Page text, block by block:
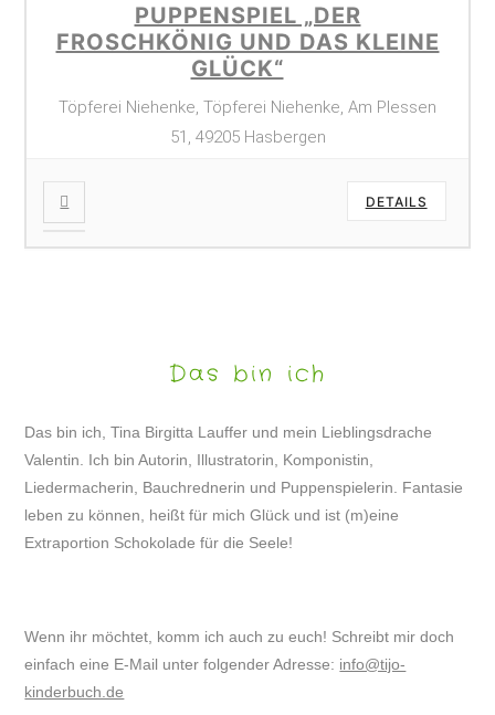
PUPPENSPIEL „DER
FROSCHKÖNIG UND DAS KLEINE
GLÜCK“
Töpferei Niehenke, Töpferei Niehenke, Am Plessen
51, 49205 Hasbergen
DETAILS
Das bin ich
Das bin ich, Tina Birgitta Lauffer und mein Lieblingsdrache
Valentin. Ich bin Autorin, Illustratorin, Komponistin,
Liedermacherin, Bauchrednerin und Puppenspielerin. Fantasie
leben zu können, heißt für mich Glück und ist (m)eine
Extraportion Schokolade für die Seele!
Wenn ihr möchtet, komm ich auch zu euch! Schreibt mir doch
einfach eine E-Mail unter folgender Adresse: info@tijo-
kinderbuch.de